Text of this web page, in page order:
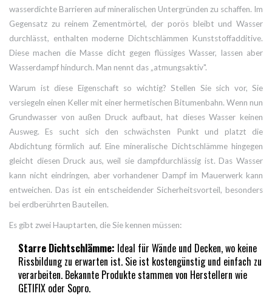
wasserdichte Barrieren auf mineralischen Untergründen zu schaffen. Im
Gegensatz zu reinem Zementmörtel, der porös bleibt und Wasser
durchlässt, enthalten moderne Dichtschlämmen Kunststoffadditive.
Diese machen die Masse dicht gegen flüssiges Wasser, lassen aber
Wasserdampf hindurch. Man nennt das „atmungsaktiv".
Warum ist diese Eigenschaft so wichtig? Stellen Sie sich vor, Sie
versiegeln einen Keller mit einer hermetischen Bitumenbahn. Wenn nun
Grundwasser von außen Druck aufbaut, hat dieses Wasser keinen
Ausweg. Es sucht sich den schwächsten Punkt und platzt die
Abdichtung förmlich auf. Eine mineralische Dichtschlämme hingegen
gleicht diesen Druck aus, weil sie dampfdurchlässig ist. Das Wasser
kann nicht eindringen, aber vorhandener Dampf im Mauerwerk kann
entweichen. Das ist ein entscheidender Sicherheitsvorteil, besonders
bei erdberührten Bauteilen.
Es gibt zwei Hauptarten, die Sie kennen müssen:
Starre Dichtschlämme: Ideal für Wände und Decken, wo keine
Rissbildung zu erwarten ist. Sie ist kostengünstig und einfach zu
verarbeiten. Bekannte Produkte stammen von Herstellern wie
GETIFIX oder Sopro.